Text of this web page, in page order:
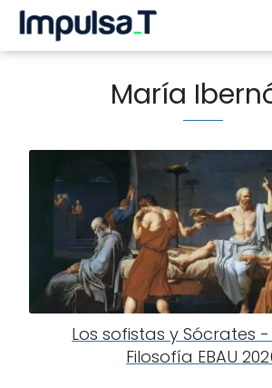
María
Los sofistas y Sócrates
Filosofía EBAU